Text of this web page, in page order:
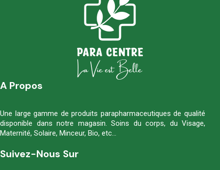
A Propos
Une large gamme de produits parapharmaceutiques de qualité
disponible dans notre magasin. Soins du corps, du Visage,
Maternité, Solaire, Minceur, Bio, etc…
Suivez-Nous Sur